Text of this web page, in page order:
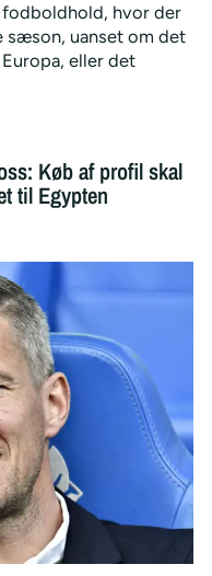
hvor der
uanset om det
eller det
Køb af profil skal
til Egypten